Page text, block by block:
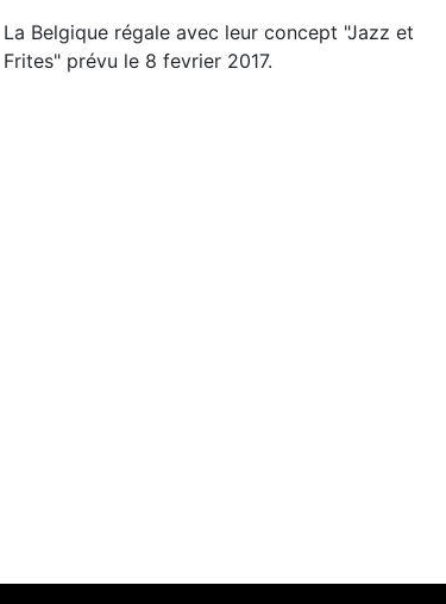
La Belgique régale avec leur concept "Jazz et
Frites" prévu le 8 fevrier 2017.